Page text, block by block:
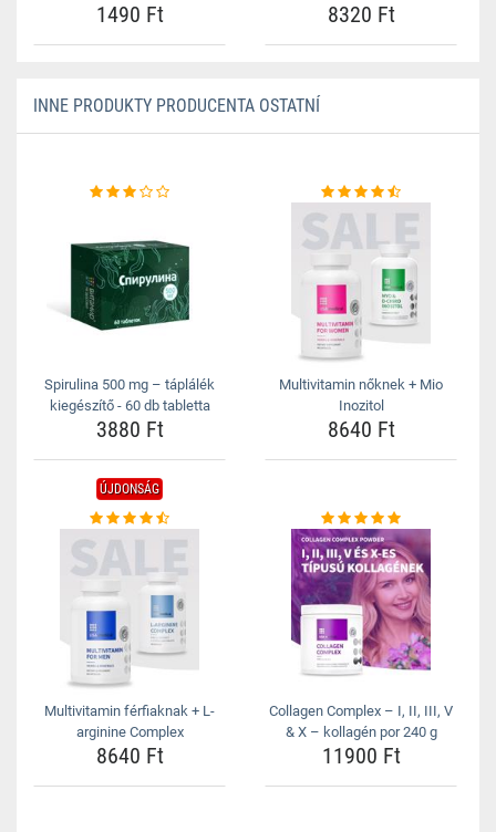
1490 Ft 8320 Ft
INNE PRODUKTY PRODUCENTA OSTATNÍ
Spirulina 500 mg – táplálék
kiegészítő - 60 db tabletta
3880 Ft
Multivitamin nőknek + Mio
Inozitol
8640 Ft
ÚJDONSÁG
Multivitamin férfiaknak + L-
arginine Complex
8640 Ft
Collagen Complex – I, II, III, V
& X – kollagén por 240 g
11900 Ft